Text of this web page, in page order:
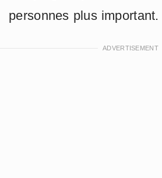
personnes plus important.